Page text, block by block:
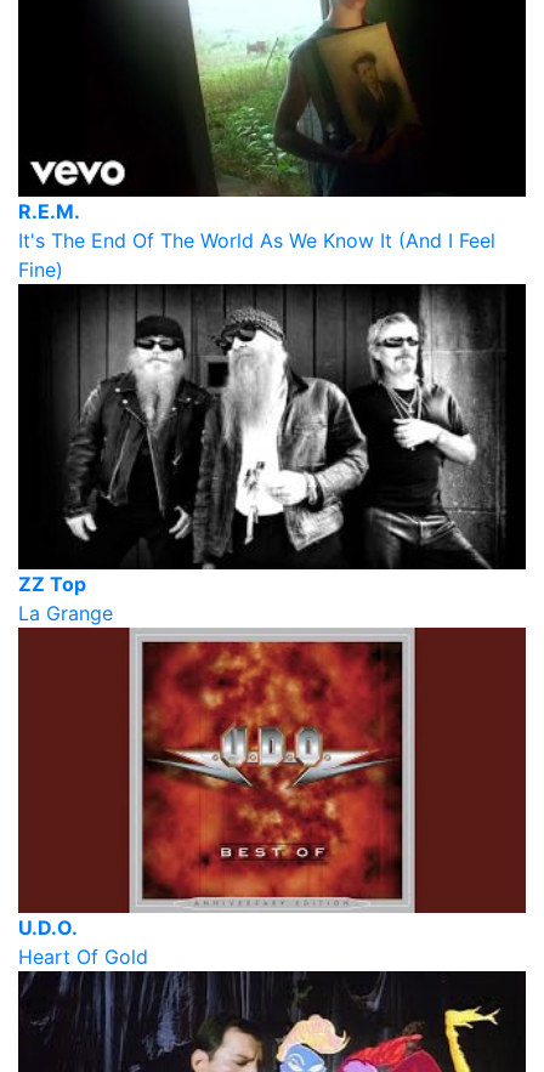
R.E.M.
It's The End Of The World As We Know It (And I Feel
Fine)
ZZ Top
La Grange
U.D.O.
Heart Of Gold